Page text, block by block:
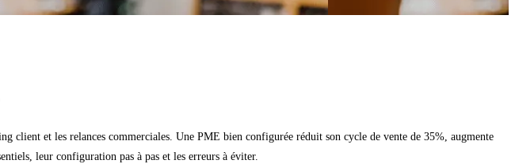
client et les relances commerciales. Une PME bien configurée réduit son cycle de vente de 35%, augmente
leur configuration pas à pas et les erreurs à éviter.